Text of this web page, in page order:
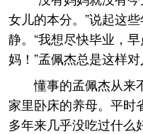
女儿的本分。”说起这
静。“我想尽快毕业，
妈！”孟佩杰总是这样对
懂事的孟佩杰从来
家里卧床的养母。平时
多年来几乎没吃过什么